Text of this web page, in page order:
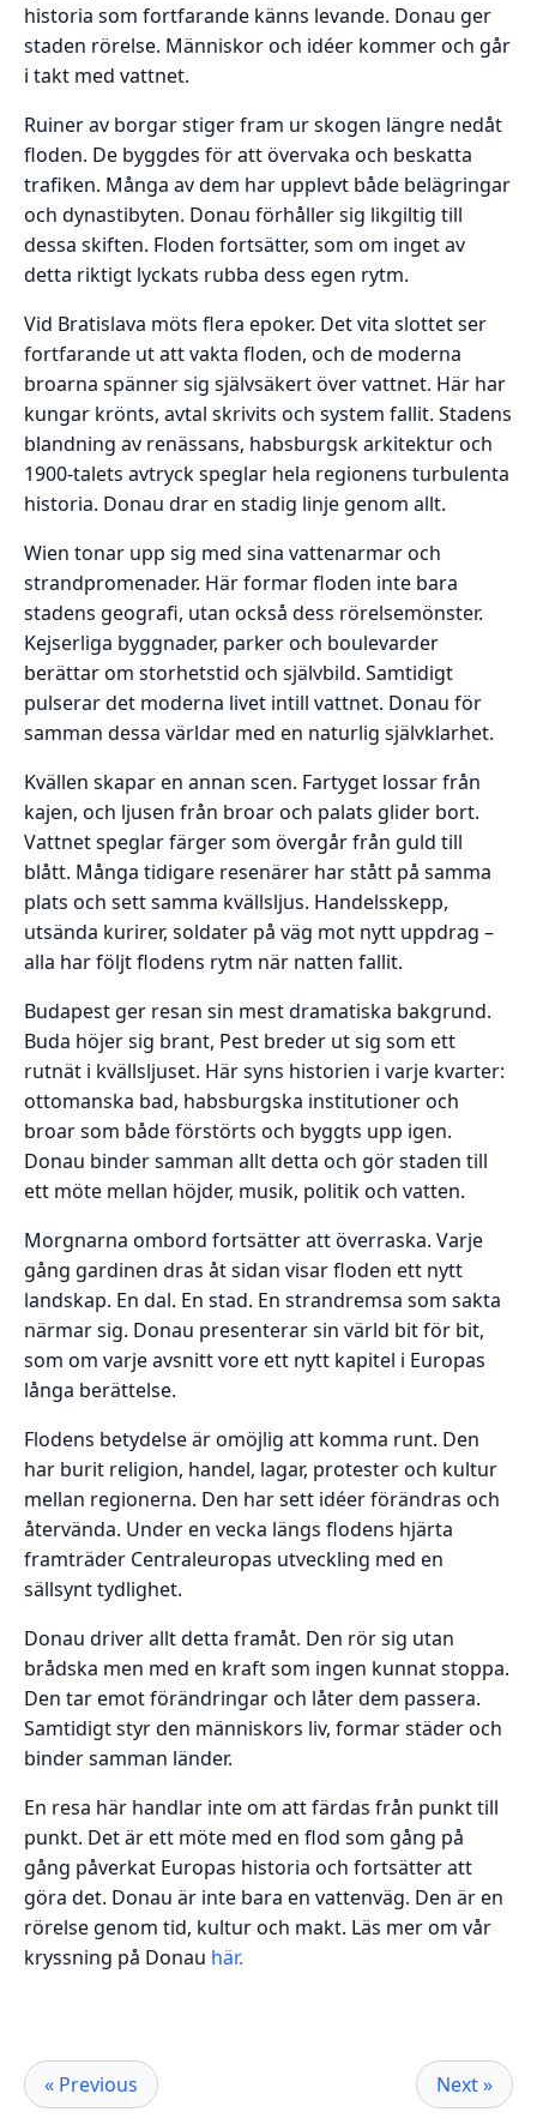
historia som fortfarande känns levande. Donau ger
staden rörelse. Människor och idéer kommer och går
i takt med vattnet.
Ruiner av borgar stiger fram ur skogen längre nedåt
floden. De byggdes för att övervaka och beskatta
trafiken. Många av dem har upplevt både belägringar
och dynastibyten. Donau förhåller sig likgiltig till
dessa skiften. Floden fortsätter, som om inget av
detta riktigt lyckats rubba dess egen rytm.
Vid Bratislava möts flera epoker. Det vita slottet ser
fortfarande ut att vakta floden, och de moderna
broarna spänner sig självsäkert över vattnet. Här har
kungar krönts, avtal skrivits och system fallit. Stadens
blandning av renässans, habsburgsk arkitektur och
1900-talets avtryck speglar hela regionens turbulenta
historia. Donau drar en stadig linje genom allt.
Wien tonar upp sig med sina vattenarmar och
strandpromenader. Här formar floden inte bara
stadens geografi, utan också dess rörelsemönster.
Kejserliga byggnader, parker och boulevarder
berättar om storhetstid och självbild. Samtidigt
pulserar det moderna livet intill vattnet. Donau för
samman dessa världar med en naturlig självklarhet.
Kvällen skapar en annan scen. Fartyget lossar från
kajen, och ljusen från broar och palats glider bort.
Vattnet speglar färger som övergår från guld till
blått. Många tidigare resenärer har stått på samma
plats och sett samma kvällsljus. Handelsskepp,
utsända kurirer, soldater på väg mot nytt uppdrag –
alla har följt flodens rytm när natten fallit.
Budapest ger resan sin mest dramatiska bakgrund.
Buda höjer sig brant, Pest breder ut sig som ett
rutnät i kvällsljuset. Här syns historien i varje kvarter:
ottomanska bad, habsburgska institutioner och
broar som både förstörts och byggts upp igen.
Donau binder samman allt detta och gör staden till
ett möte mellan höjder, musik, politik och vatten.
Morgnarna ombord fortsätter att överraska. Varje
gång gardinen dras åt sidan visar floden ett nytt
landskap. En dal. En stad. En strandremsa som sakta
närmar sig. Donau presenterar sin värld bit för bit,
som om varje avsnitt vore ett nytt kapitel i Europas
långa berättelse.
Flodens betydelse är omöjlig att komma runt. Den
har burit religion, handel, lagar, protester och kultur
mellan regionerna. Den har sett idéer förändras och
återvända. Under en vecka längs flodens hjärta
framträder Centraleuropas utveckling med en
sällsynt tydlighet.
Donau driver allt detta framåt. Den rör sig utan
brådska men med en kraft som ingen kunnat stoppa.
Den tar emot förändringar och låter dem passera.
Samtidigt styr den människors liv, formar städer och
binder samman länder.
En resa här handlar inte om att färdas från punkt till
punkt. Det är ett möte med en flod som gång på
gång påverkat Europas historia och fortsätter att
göra det. Donau är inte bara en vattenväg. Den är en
rörelse genom tid, kultur och makt. Läs mer om vår
kryssning på Donau här.
« Previous Next »